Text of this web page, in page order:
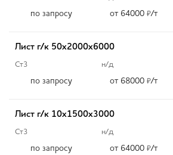
по запросу от 64000 ₽/т
Лист г/к 50х2000х6000
Ст3 н/д
по запросу от 68000 ₽/т
Лист г/к 10х1500х3000
Ст3 н/д
по запросу от 64000 ₽/т